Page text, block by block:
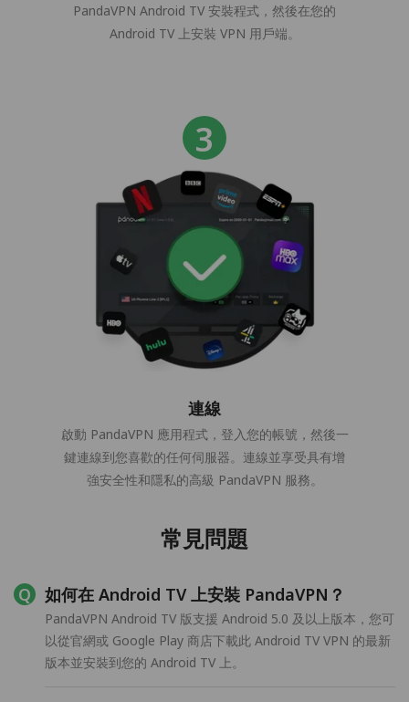
PandaVPN Android TV 安裝程式，然後在您的
Android TV 上安裝 VPN 用戶端。
連線
啟動 PandaVPN 應用程式，登入您的帳號，然後一
鍵連線到您喜歡的任何伺服器。連線並享受具有增
強安全性和隱私的高級 PandaVPN 服務。
常見問題
如何在 Android TV 上安裝 PandaVPN？
PandaVPN Android TV 版支援 Android 5.0 及以上版本，您可
以從官網或 Google Play 商店下載此 Android TV VPN 的最新
版本並安裝到您的 Android TV 上。